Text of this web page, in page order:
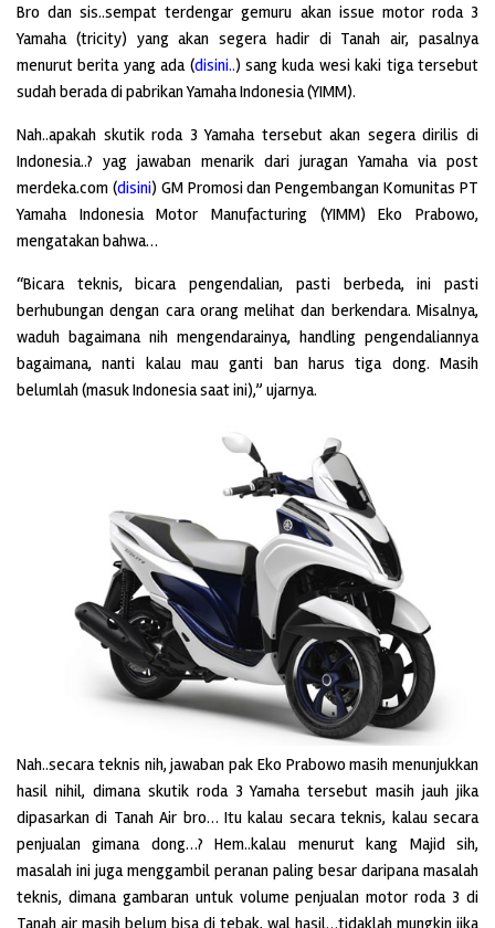
Bro dan sis..sempat terdengar gemuru akan issue motor roda 3
Yamaha (tricity) yang akan segera hadir di Tanah air, pasalnya
menurut berita yang ada (disini..) sang kuda wesi kaki tiga tersebut
sudah berada di pabrikan Yamaha Indonesia (YIMM).
Nah..apakah skutik roda 3 Yamaha tersebut akan segera dirilis di
Indonesia..? yag jawaban menarik dari juragan Yamaha via post
merdeka.com (disini) GM Promosi dan Pengembangan Komunitas PT
Yamaha Indonesia Motor Manufacturing (YIMM) Eko Prabowo,
mengatakan bahwa…
“Bicara teknis, bicara pengendalian, pasti berbeda, ini pasti
berhubungan dengan cara orang melihat dan berkendara. Misalnya,
waduh bagaimana nih mengendarainya, handling pengendaliannya
bagaimana, nanti kalau mau ganti ban harus tiga dong. Masih
belumlah (masuk Indonesia saat ini),” ujarnya.
Nah..secara teknis nih, jawaban pak Eko Prabowo masih menunjukkan
hasil nihil, dimana skutik roda 3 Yamaha tersebut masih jauh jika
dipasarkan di Tanah Air bro… Itu kalau secara teknis, kalau secara
penjualan gimana dong…? Hem..kalau menurut kang Majid sih,
masalah ini juga menggambil peranan paling besar daripana masalah
teknis, dimana gambaran untuk volume penjualan motor roda 3 di
Tanah air masih belum bisa di tebak, wal hasil…tidaklah mungkin jika